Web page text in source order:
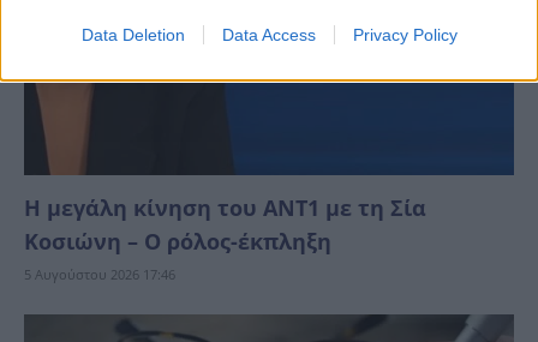
Data Deletion Data Access Privacy Policy
Η μεγάλη κίνηση του ΑΝΤ1 με τη Σία
Κοσιώνη – Ο ρόλος-έκπληξη
5 Αυγούστου 2026 17:46